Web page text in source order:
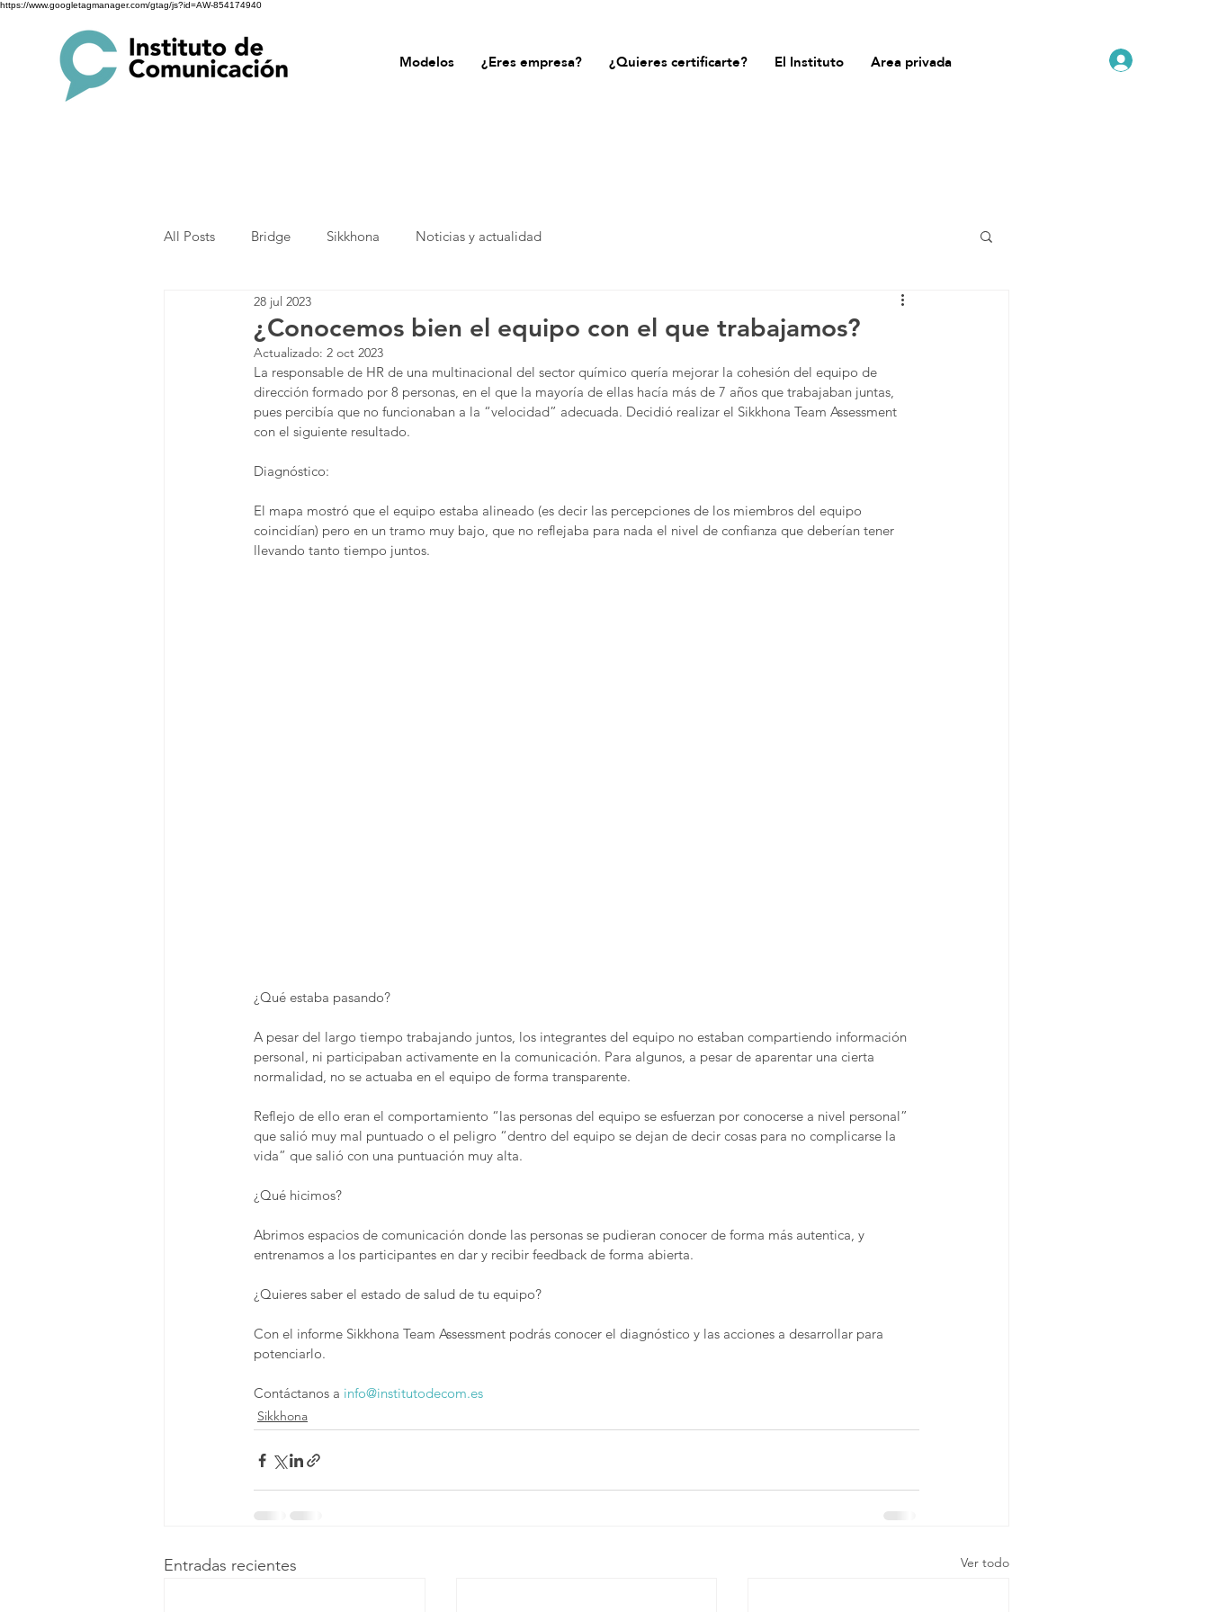
https://www.googletagmanager.com/gtag/js?id=AW-854174940
Modelos ¿Eres empresa? ¿Quieres certificarte? El Instituto Area privada
All Posts Bridge Sikkhona Noticias y actualidad
¿Conocemos bien el equipo con el que trabajamos?
28 jul 2023
Actualizado: 2 oct 2023
La responsable de HR de una multinacional del sector químico quería mejorar la cohesión del equipo de
dirección formado por 8 personas, en el que la mayoría de ellas hacía más de 7 años que trabajaban juntas,
pues percibía que no funcionaban a la “velocidad” adecuada. Decidió realizar el Sikkhona Team Assessment
con el siguiente resultado.
Diagnóstico:
El mapa mostró que el equipo estaba alineado (es decir las percepciones de los miembros del equipo
coincidían) pero en un tramo muy bajo, que no reflejaba para nada el nivel de confianza que deberían tener
llevando tanto tiempo juntos.
¿Qué estaba pasando?
A pesar del largo tiempo trabajando juntos, los integrantes del equipo no estaban compartiendo información
personal, ni participaban activamente en la comunicación. Para algunos, a pesar de aparentar una cierta
normalidad, no se actuaba en el equipo de forma transparente.
Reflejo de ello eran el comportamiento “las personas del equipo se esfuerzan por conocerse a nivel personal”
que salió muy mal puntuado o el peligro “dentro del equipo se dejan de decir cosas para no complicarse la
vida” que salió con una puntuación muy alta.
¿Qué hicimos?
Abrimos espacios de comunicación donde las personas se pudieran conocer de forma más autentica, y
entrenamos a los participantes en dar y recibir feedback de forma abierta.
¿Quieres saber el estado de salud de tu equipo?
Con el informe Sikkhona Team Assessment podrás conocer el diagnóstico y las acciones a desarrollar para
potenciarlo.
Contáctanos a info@institutodecom.es
Sikkhona
Entradas recientes Ver todo